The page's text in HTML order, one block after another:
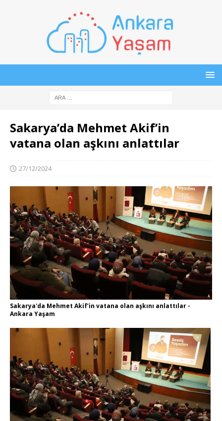
Sakarya’da Mehmet Akif’in
vatana olan aşkını anlattılar
27/12/2024
Sakarya'da Mehmet Akif’in vatana olan aşkını anlattılar -
Ankara Yaşam